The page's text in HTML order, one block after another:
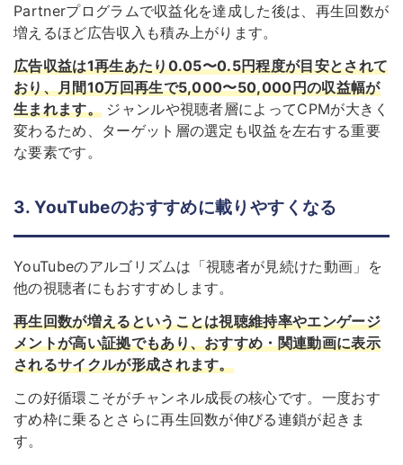
Partnerプログラムで収益化を達成した後は、再生回数が
増えるほど広告収入も積み上がります。
広告収益は1再生あたり0.05〜0.5円程度が目安とされて
おり、月間10万回再生で5,000〜50,000円の収益幅が
生まれます。ジャンルや視聴者層によってCPMが大きく
変わるため、ターゲット層の選定も収益を左右する重要
な要素です。
3. YouTubeのおすすめに載りやすくなる
YouTubeのアルゴリズムは「視聴者が見続けた動画」を
他の視聴者にもおすすめします。
再生回数が増えるということは視聴維持率やエンゲージ
メントが高い証拠でもあり、おすすめ・関連動画に表示
されるサイクルが形成されます。
この好循環こそがチャンネル成長の核心です。一度おす
すめ枠に乗るとさらに再生回数が伸びる連鎖が起きま
す。